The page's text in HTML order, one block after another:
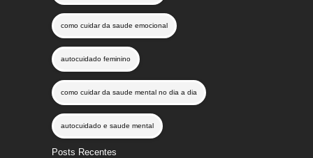
como cuidar da saude emocional
autocuidado feminino
como cuidar da saude mental no dia a dia
autocuidado e saude mental
Posts Recentes